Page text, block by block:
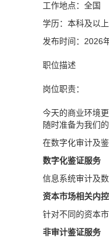
工作地点：全国
学历：本科及以上
发布时间：2026
职位描述
岗位职责：
今天的商业环境
随时准备为我们
在数字化审计及
数字化鉴证服务
信息系统审计及
资本市场相关内
针对不同的资本
非审计鉴证服务